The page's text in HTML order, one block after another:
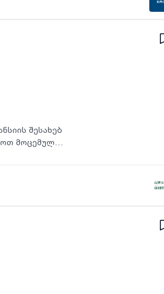
შესახებ
მოცემულ